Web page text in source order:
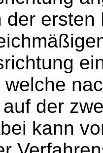
der
der
kann